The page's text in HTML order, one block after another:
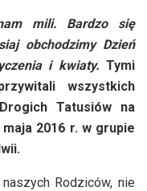
mili. Bardzo się
obchodzimy Dzień
i kwiaty. Tymi
wszystkich
Tatusiów na
2016 r. w grupie
Rodziców, nie